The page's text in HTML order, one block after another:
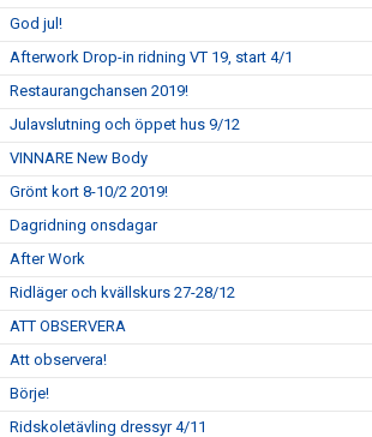
God jul!
Afterwork Drop-in ridning VT 19, start 4/1
Restaurangchansen 2019!
Julavslutning och öppet hus 9/12
VINNARE New Body
Grönt kort 8-10/2 2019!
Dagridning onsdagar
After Work
Ridläger och kvällskurs 27-28/12
ATT OBSERVERA
Att observera!
Börje!
Ridskoletävling dressyr 4/11